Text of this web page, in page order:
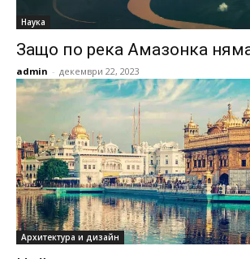
Наука
Защо по река Амазонка
admin - декември 22, 2023
Архитектура и дизайн